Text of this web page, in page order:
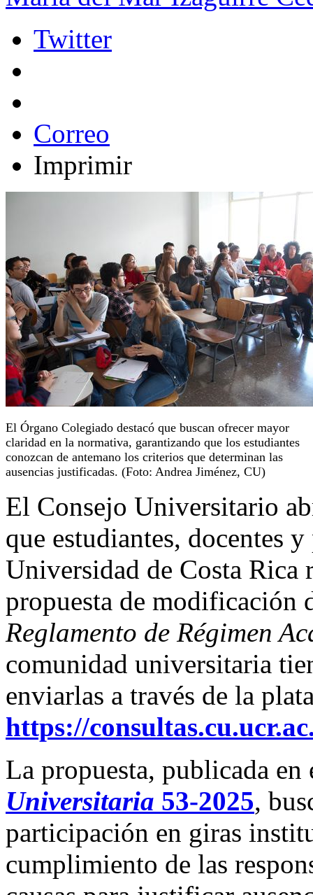
Twitter
Correo
Imprimir
El Órgano Colegiado destacó que buscan ofrecer mayor
claridad en la normativa, garantizando que los estudiantes
conozcan de antemano los criterios que determinan las
ausencias justificadas. (Foto: Andrea Jiménez, CU)
El Consejo Universitario
que estudiantes, docentes
Universidad de Costa Rica
propuesta de modificación
Reglamento de Régimen
comunidad universitaria
enviarlas a través de la
https://
La propuesta, publicada
Universitaria 53-2025,
participación en giras
cumplimiento de las